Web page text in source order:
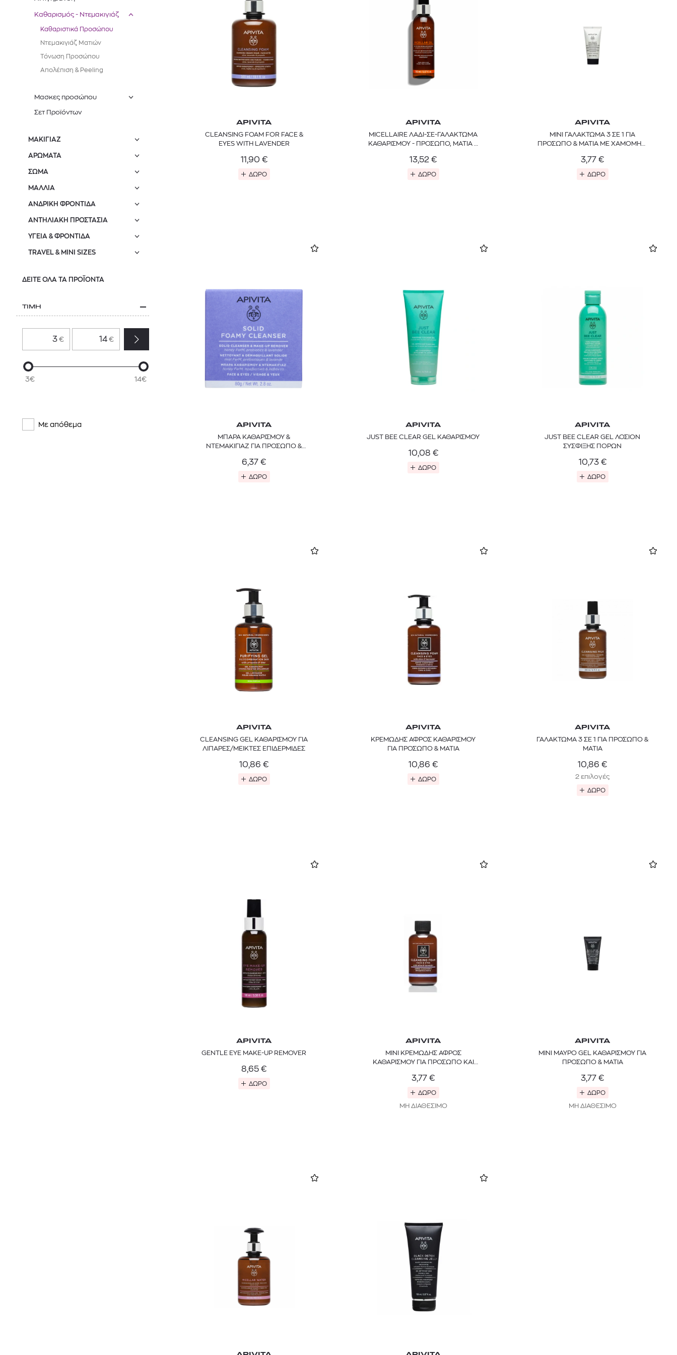
ΑΝΔΡΙΚΟ ΜΑΓΙΟ ΣΟΡΤΣ
Καθαρισμός - Ντεμακιγιάζ
Καθαριστικά Προσώπου
Ντεμακιγιάζ Ματιών
Τόνωση Προσώπου
Απολέπιση & Peeling
Μασκες προσώπου
Σετ Προϊόντων
ΜΑΚΙΓΙΑΖ
ΑΡΩΜΑΤΑ
ΣΩΜΑ
ΜΑΛΛΙΑ
ΑΝΔΡΙΚΗ ΦΡΟΝΤΙΔΑ
ΑΝΤΗΛΙΑΚΗ ΠΡΟΣΤΑΣΙΑ
ΥΓΕΙΑ & ΦΡΟΝΤΙΔΑ
TRAVEL & MINI SIZES
ΔΕΙΤΕ ΟΛΑ ΤΑ ΠΡΟΪΟΝΤΑ
ΤΙΜΗ
€ €
3€ 14€
Με απόθεμα
APIVITA
CLEANSING FOAM FOR FACE &
EYES WITH LAVENDER
11,90 €
ΔΩΡΟ
APIVITA
MICELLAIRE ΛΑΔΙ-ΣΕ-ΓΑΛΑΚΤΩΜΑ
ΚΑΘΑΡΙΣΜΟΥ - ΠΡΟΣΩΠΟ, ΜΑΤΙΑ &
13,52 €
ΔΩΡΟ
APIVITA
MINI ΓΑΛΑΚΤΩΜΑ 3 ΣΕ 1 ΓΙΑ
ΠΡΟΣΩΠΟ & ΜΑΤΙΑ ΜΕ ΧΑΜΟΜΗΛΙ
3,77 €
ΔΩΡΟ
APIVITA
ΜΠΑΡΑ ΚΑΘΑΡΙΣΜΟΥ &
ΝΤΕΜΑΚΙΓΙΑΖ ΓΙΑ ΠΡΟΣΩΠΟ &
6,37 €
ΔΩΡΟ
APIVITA
JUST BEE CLEAR GEL ΚΑΘΑΡΙΣΜΟΥ
10,08 €
ΔΩΡΟ
APIVITA
JUST BEE CLEAR GEL ΛΟΣΙΟΝ
ΣΥΣΦΙΞΗΣ ΠΟΡΩΝ
10,73 €
ΔΩΡΟ
APIVITA
CLEANSING GEL ΚΑΘΑΡΙΣΜΟΥ ΓΙΑ
ΛΙΠΑΡΕΣ/ΜΕΙΚΤΕΣ ΕΠΙΔΕΡΜΙΔΕΣ
10,86 €
ΔΩΡΟ
APIVITA
ΚΡΕΜΩΔΗΣ ΑΦΡΟΣ ΚΑΘΑΡΙΣΜΟΥ
ΓΙΑ ΠΡΟΣΩΠΟ & ΜΑΤΙΑ
10,86 €
ΔΩΡΟ
APIVITA
ΓΑΛΑΚΤΩΜΑ 3 ΣΕ 1 ΓΙΑ ΠΡΟΣΩΠΟ &
ΜΑΤΙΑ
10,86 €
2 επιλογές
ΔΩΡΟ
APIVITA
GENTLE EYE MAKE-UP REMOVER
8,65 €
ΔΩΡΟ
APIVITA
MINI ΚΡΕΜΩΔΗΣ ΑΦΡΟΣ
ΚΑΘΑΡΙΣΜΟΥ ΓΙΑ ΠΡΟΣΩΠΟ ΚΑΙ
3,77 €
ΔΩΡΟ
ΜΗ ΔΙΑΘΕΣΙΜΟ
APIVITA
MINI ΜΑΥΡΟ GEL ΚΑΘΑΡΙΣΜΟΥ ΓΙΑ
ΠΡΟΣΩΠΟ & ΜΑΤΙΑ
3,77 €
ΔΩΡΟ
ΜΗ ΔΙΑΘΕΣΙΜΟ